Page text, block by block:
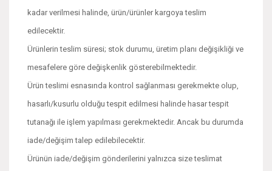
kadar verilmesi halinde, ürün/ürünler kargoya teslim
edilecektir.
Ürünlerin teslim süresi; stok durumu, üretim planı değişikliği ve
mesafelere göre değişkenlik gösterebilmektedir.
Ürün teslimi esnasında kontrol sağlanması gerekmekte olup,
hasarlı/kusurlu olduğu tespit edilmesi halinde hasar tespit
tutanağı ile işlem yapılması gerekmektedir. Ancak bu durumda
iade/değişim talep edilebilecektir.
Ürünün iade/değişim gönderilerini yalnızca size teslimat